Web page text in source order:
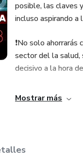
posible, las claves
incluso aspirando
❗️No solo
sector del la salud,
decisivo a la hora
Mostrar más